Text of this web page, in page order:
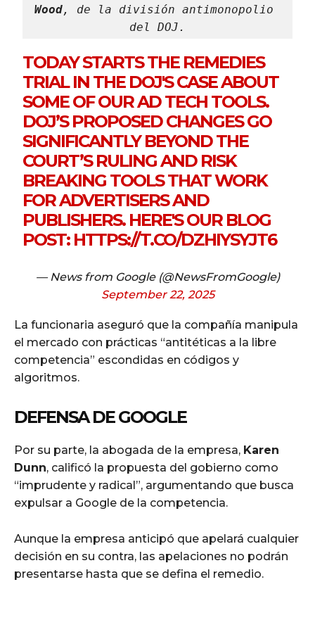
Wood, de la división antimonopolio
del DOJ.
TODAY STARTS THE REMEDIES
TRIAL IN THE DOJ'S CASE ABOUT
SOME OF OUR AD TECH TOOLS.
DOJ’S PROPOSED CHANGES GO
SIGNIFICANTLY BEYOND THE
COURT’S RULING AND RISK
BREAKING TOOLS THAT WORK
FOR ADVERTISERS AND
PUBLISHERS. HERE'S OUR BLOG
POST: HTTPS://T.CO/DZHIYSYJT6
— News from Google (@NewsFromGoogle)
September 22, 2025
La funcionaria aseguró que la compañía manipula
el mercado con prácticas “antitéticas a la libre
competencia” escondidas en códigos y
algoritmos.
DEFENSA DE GOOGLE
Por su parte, la abogada de la empresa, Karen
Dunn, calificó la propuesta del gobierno como
“imprudente y radical”, argumentando que busca
expulsar a Google de la competencia.
Aunque la empresa anticipó que apelará cualquier
decisión en su contra, las apelaciones no podrán
presentarse hasta que se defina el remedio.